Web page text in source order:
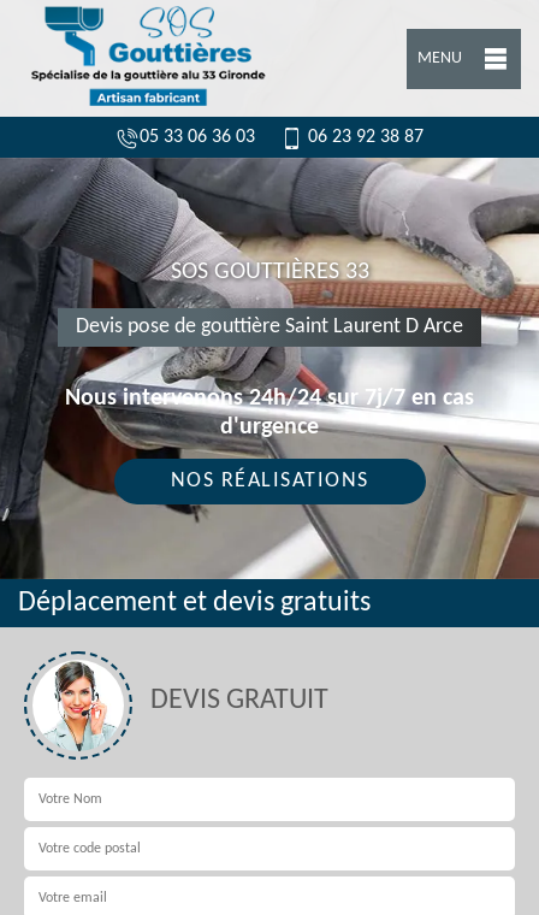
MENU
05 33 06 36 03 06 23 92 38 87
SOS GOUTTIÈRES 33
Devis pose de gouttière Saint Laurent D Arce
Nous intervenons 24h/24 sur 7j/7 en cas
d'urgence
NOS RÉALISATIONS
Déplacement et devis gratuits
DEVIS GRATUIT